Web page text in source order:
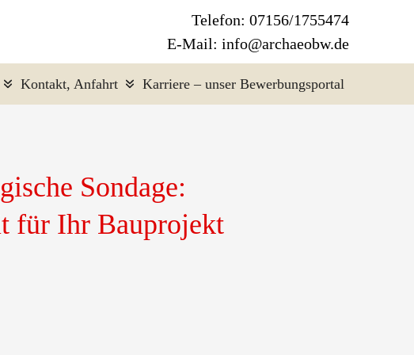
Telefon: 07156/1755474
E-Mail: info@archaeobw.de
Kontakt, Anfahrt Karriere – unser Bewerbungsportal
Sondage:
für Ihr Bauprojekt